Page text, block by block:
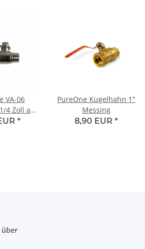
VA-06
4 Zoll auf
*
PureOne Kugelhahn 1"
Messing
8,90 EUR *
über